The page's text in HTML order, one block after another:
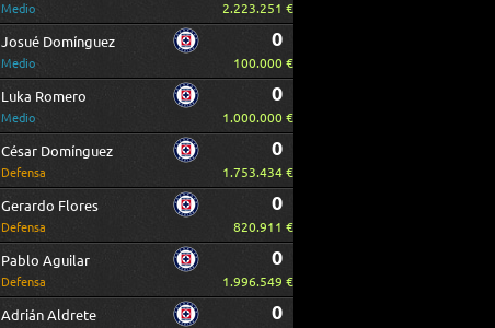
Medio 2.223.251 €
Josué Domínguez
Medio
0
100.000 €
Luka Romero
Medio
0
1.000.000 €
César Domínguez
Defensa
0
1.753.434 €
Gerardo Flores
Defensa
0
820.911 €
Pablo Aguilar
Defensa
0
1.996.549 €
Adrián Aldrete 0